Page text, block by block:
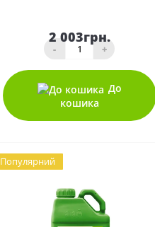
2 003грн.
- +
До
кошика
Популярний